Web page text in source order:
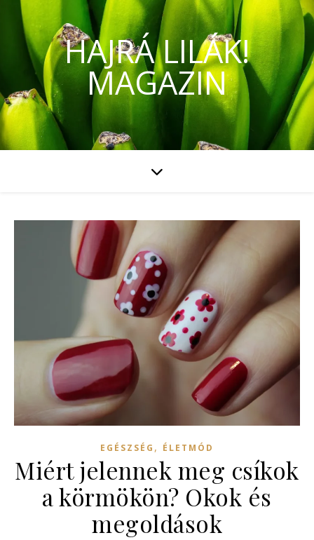
HAJRÁ LILÁK!
MAGAZIN
EGÉSZSÉG , ÉLETMÓD
Miért jelennek meg csíkok
a körmökön? Okok és
megoldások